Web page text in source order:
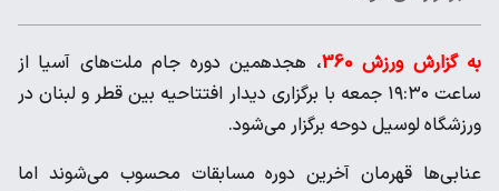
به گزارش ورزش 360
، هجدهمین دوره جام ملت‌های آسیا از
ساعت ۱۹:۳۰ جمعه با برگزاری دیدار افتتاحیه بین قطر و لبنان در
ورزشگاه لوسیل دوحه برگزار می‌شود.
عنابی‌ها قهرمان آخرین دوره مسابقات محسوب می‌شوند اما